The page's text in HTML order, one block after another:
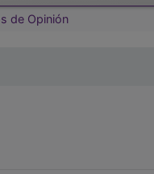
de Opinión